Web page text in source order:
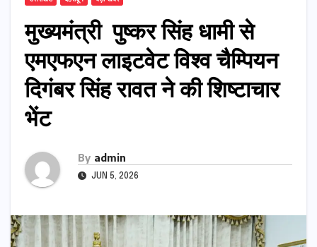
मुख्यमंत्री पुष्कर सिंह धामी से
एमएफएन लाइटवेट विश्व चैम्पियन
दिगंबर सिंह रावत ने की शिष्टाचार
भेंट
By admin
JUN 5, 2026